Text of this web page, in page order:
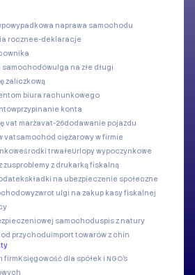
powypadkowa naprawa samochodu
rocznee-deklaracje
samochodówulga na złe długi
zaliczkową
biura rachunkowego
przypinanie konta
vat marżavat-26dodawanie pojazdu
vatsamochód ciężarowy w firmie
środki trwałeUrlopy wypoczynkowe
zusproblemy z drukarką fiskalną
składki na ubezpieczenie społeczne
zwrot ulgi na zakup kasy fiskalnej
samochoduspis z natury
od przychoduimport towarów z chin
firmKsięgowość dla spółek i NGO's